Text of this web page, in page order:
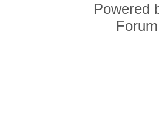
Powered